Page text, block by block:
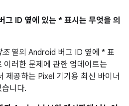
ID 옆에 있는 * 표시는 무엇을 의
조열의 Android 버그 ID 옆에 * 표
이러한 문제에 관한 업데이트는
제공하는 Pixel 기기용 최신 바이너
니다.